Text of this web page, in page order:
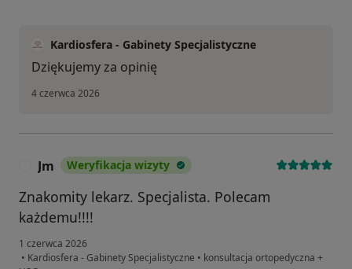
Kardiosfera - Gabinety Specjalistyczne
Dziękujemy za opinię
4 czerwca 2026
Jm Weryfikacja wizyty
Znakomity lekarz. Specjalista. Polecam
każdemu!!!!
1 czerwca 2026
• Kardiosfera - Gabinety Specjalistyczne • konsultacja ortopedyczna +